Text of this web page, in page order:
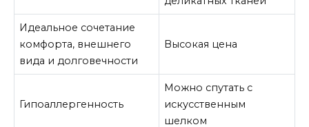
Идеальное сочетание
комфорта, внешнего
вида и долговечности
Высокая цена
Гипоаллергенность
Можно спутать с
искусственным
шелком